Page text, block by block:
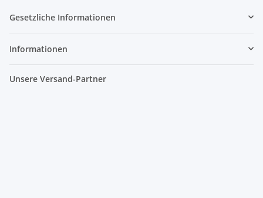
Gesetzliche Informationen
Informationen
Unsere Versand-Partner